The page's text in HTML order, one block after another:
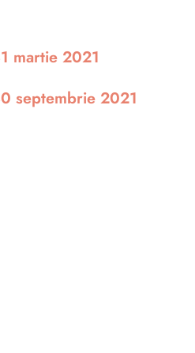
martie 2021
septembrie 2021